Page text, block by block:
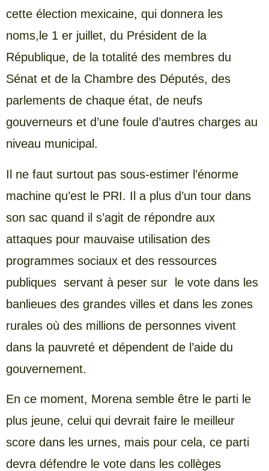
cette élection mexicaine, qui donnera les
noms,le 1 er juillet, du Président de la
République, de la totalité des membres du
Sénat et de la Chambre des Députés, des
parlements de chaque état, de neufs
gouverneurs et d’une foule d’autres charges au
niveau municipal.
Il ne faut surtout pas sous-estimer l’énorme
machine qu’est le PRI. Il a plus d’un tour dans
son sac quand il s’agit de répondre aux
attaques pour mauvaise utilisation des
programmes sociaux et des ressources
publiques servant à peser sur le vote dans les
banlieues des grandes villes et dans les zones
rurales où des millions de personnes vivent
dans la pauvreté et dépendent de l’aide du
gouvernement.
En ce moment, Morena semble être le parti le
plus jeune, celui qui devrait faire le meilleur
score dans les urnes, mais pour cela, ce parti
devra défendre le vote dans les collèges